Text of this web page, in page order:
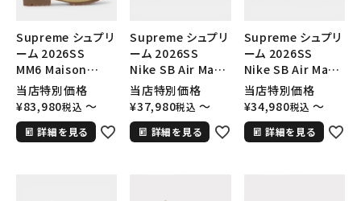
ACCOUNT MENU
meeting_room ログイン person 会員登録
Follow us
Supreme シュプリ
ーム 2026SS
MM6 Maison
Margiela ×
Timberland
Money 6 Inch
Premium
当店特別価格
¥83,980税込 〜
詳細を見る
Supreme シュプリ
ーム 2026SS
Nike SB Air Max 2
CB 94 Low SP ナ
イキ SB エアマック
ス2 CB 94 ロー
SP ゴールド
当店特別価格
¥37,980税込 〜
詳細を見る
Supreme シュプリ
ーム 2026SS
Nike SB Air Max 2
CB 94 Low SP ナ
イキ SB エアマック
ス2 CB 94 ロー
SP ホワイト
当店特別価格
¥34,980税込 〜
詳細を見る